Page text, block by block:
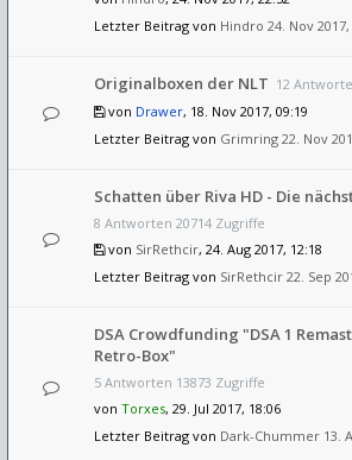
Letzter Beitrag von Hindro 24. Nov
Originalboxen der NLT 12
von Drawer, 18. Nov 2017, 09:19
Letzter Beitrag von Grimring 22. Nov
Schatten über Riva HD - Die
8 Antworten 20714 Zugriffe
von SirRethcir, 24. Aug 2017, 12:18
Letzter Beitrag von SirRethcir 22. Sep
DSA Crowdfunding "DSA 1
Retro-Box"
5 Antworten 13873 Zugriffe
von Torxes, 29. Jul 2017, 18:06
Letzter Beitrag von Dark-Chummer 13.